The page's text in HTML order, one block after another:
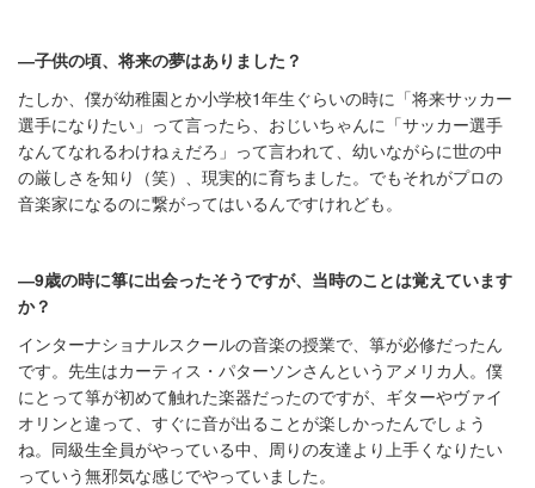
―子供の頃、将来の夢はありました？
たしか、僕が幼稚園とか小学校1年生ぐらいの時に「将来サッカー
選手になりたい」って言ったら、おじいちゃんに「サッカー選手
なんてなれるわけねぇだろ」って言われて、幼いながらに世の中
の厳しさを知り（笑）、現実的に育ちました。でもそれがプロの
音楽家になるのに繋がってはいるんですけれども。
―9歳の時に箏に出会ったそうですが、 当時のことは覚えています
か？
インターナショナルスクールの音楽の授業で、箏が必修だったん
です。先生はカーティス・パターソンさんというアメリカ人。僕
にとって箏が初めて触れた楽器だったのですが、ギターやヴァイ
オリンと違って、すぐに音が出ることが楽しかったんでしょう
ね。同級生全員がやっている中、周りの友達より上手くなりたい
っていう無邪気な感じでやっていました。